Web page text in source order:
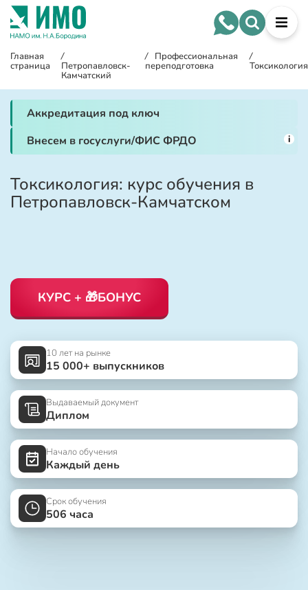
Главная
страница
/
Петропавловск-
Камчатский
/ Профессиональная
переподготовка
/
Токсикология
Аккредитация под ключ
Внесем в госуслуги/ФИС ФРДО
i
Токсикология: курс обучения в
Петропавловск-Камчатском
КУРС + 🎁БОНУС
10 лет на рынке
15 000+ выпускников
Выдаваемый документ
Диплом
Начало обучения
Каждый день
Срок обучения
506 часа